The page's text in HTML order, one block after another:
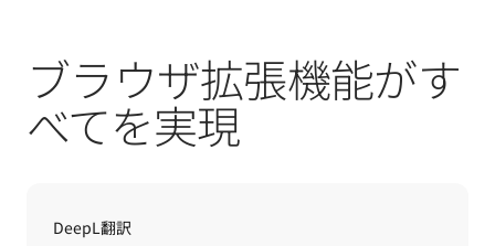
ブラウザ拡張機能がす
べてを実現
DeepL翻訳